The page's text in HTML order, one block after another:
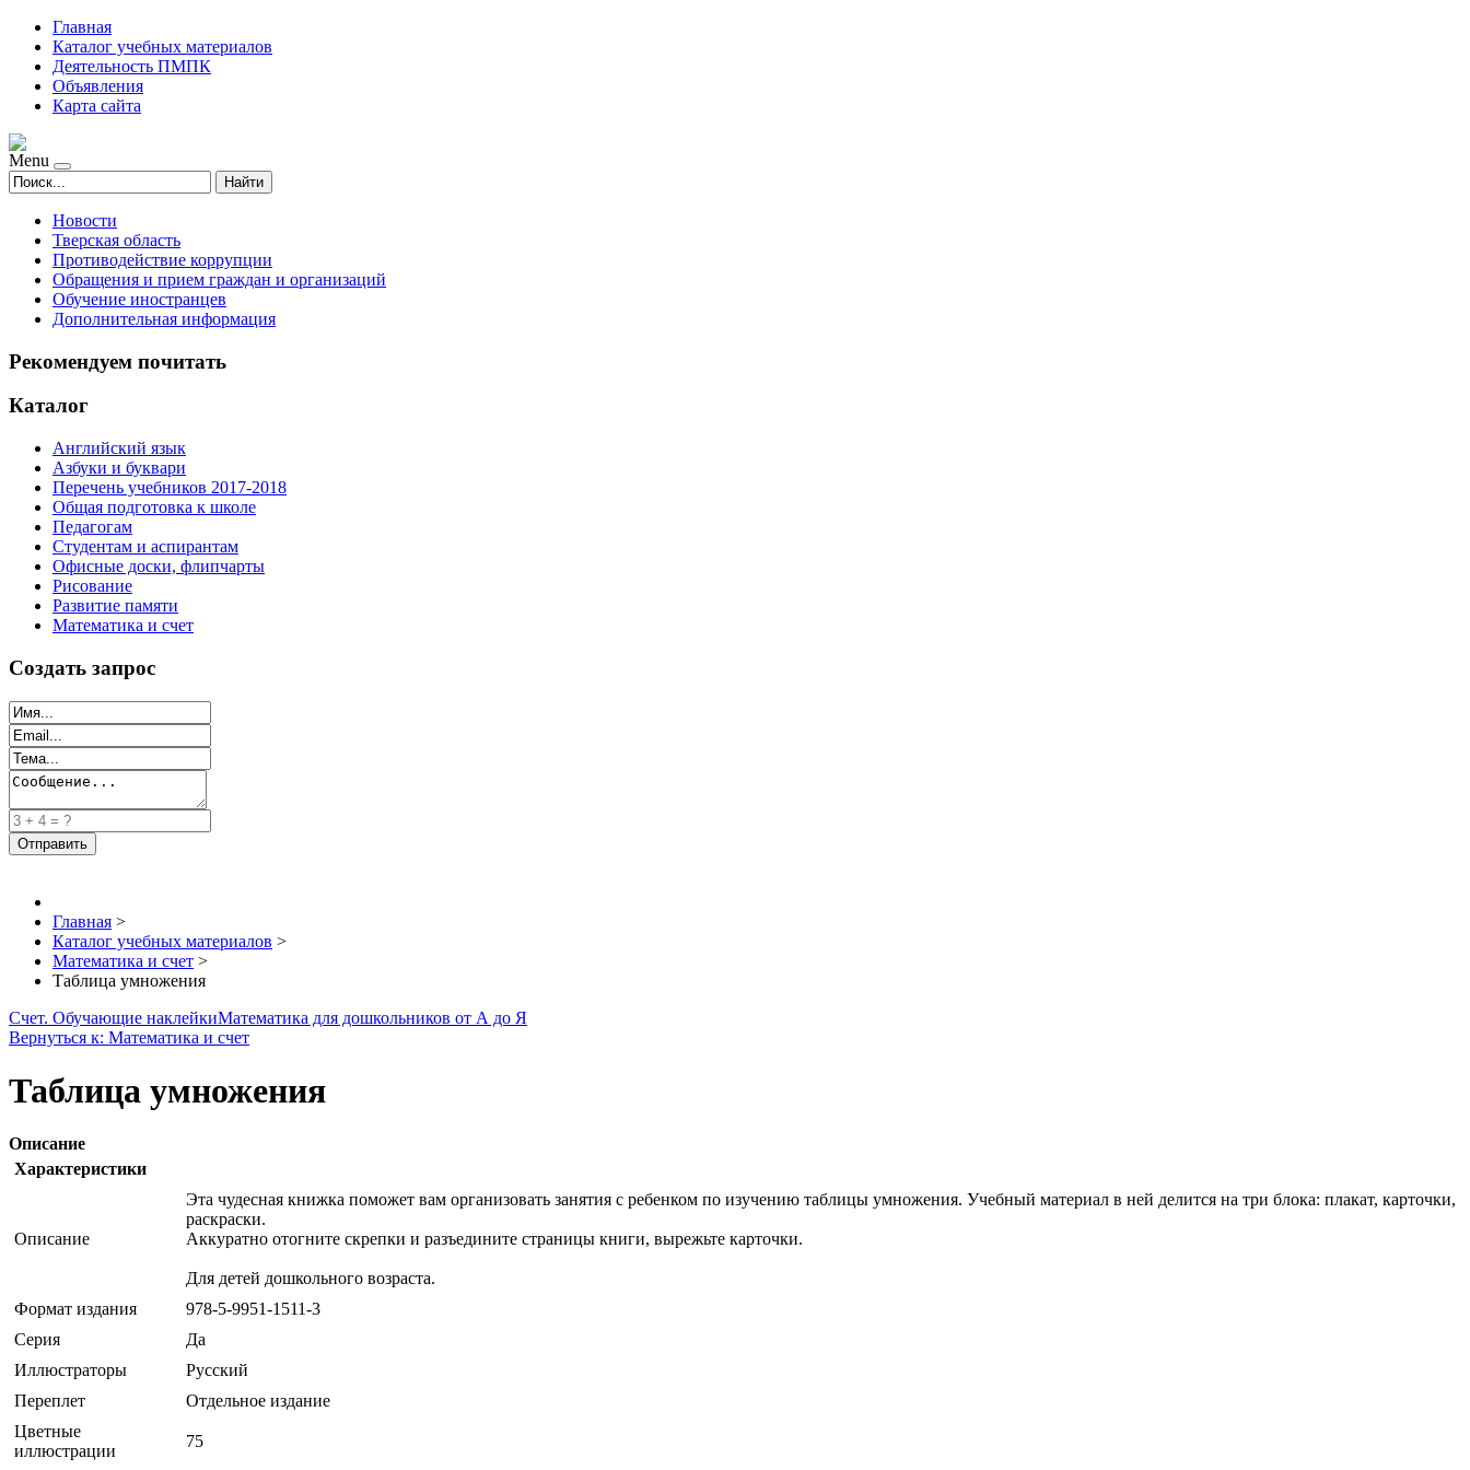
Главная
Каталог учебных материалов
Деятельность ПМПК
Объявления
Карта сайта
Menu
Найти
Новости
Тверская область
Противодействие коррупции
Обращения и прием граждан и организаций
Обучение иностранцев
Дополнительная информация
Рекомендуем почитать
Каталог
Английский язык
Азбуки и буквари
Перечень учебников 2017-2018
Общая подготовка к школе
Педагогам
Студентам и аспирантам
Офисные доски, флипчарты
Рисование
Развитие памяти
Математика и счет
Создать запрос
Главная >
Каталог учебных материалов >
Математика и счет >
Таблица умножения
Счет. Обучающие наклейкиМатематика для дошкольников от А до Я
Вернуться к: Математика и счет
Таблица умножения
Описание
Характеристики
Описание
Эта чудесная книжка поможет вам организовать занятия с ребенком по изучению таблицы умножения. Учебный материал в ней делится на три блока: плакат, карточки,
раскраски.
Аккуратно отогните скрепки и разъедините страницы книги, вырежьте карточки.
Для детей дошкольного возраста.
Формат издания
978-5-9951-1511-3
Серия
Да
Иллюстраторы
Русский
Переплет
Отдельное издание
Цветные
иллюстрации
75